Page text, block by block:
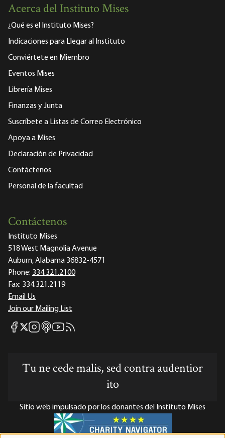
Acerca del Instituto Mises
¿Qué es el Instituto Mises?
Indicaciones para Llegar al Instituto
Conviértete en Miembro
Eventos Mises
Librería Mises
Finanzas y Junta
Suscríbete a Listas de Correo Electrónico
Apoya a Mises
Declaración de Privacidad
Contáctenos
Personal de la facultad
Contáctenos
Instituto Mises
518 West Magnolia Avenue
Auburn, Alabama 36832-4571
Phone: 334.321.2100
Fax: 334.321.2119
Email Us
Join our Mailing List
Mises Facebook
Mises X
Mises Instagram
Mises itunes
Mises Youtube
Mises RSS feed
Tu ne cede malis, sed contra audentior
ito
Sitio web impulsado por los donantes del Instituto Mises